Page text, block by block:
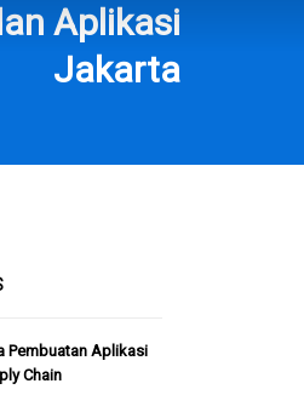
Aplikasi
Jakarta
Pembuatan Aplikasi
Chain